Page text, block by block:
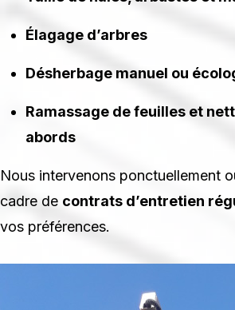
Élagage d’arbres
Désherbage manuel ou
Ramassage de feuilles et
abords
Nous intervenons ponctuellement
cadre de contrats d’entretien
vos préférences.